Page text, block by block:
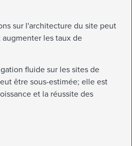
sur l'architecture du site peut
les taux de
fluide sur les sites de
être sous-estimée; elle est
et la réussite des